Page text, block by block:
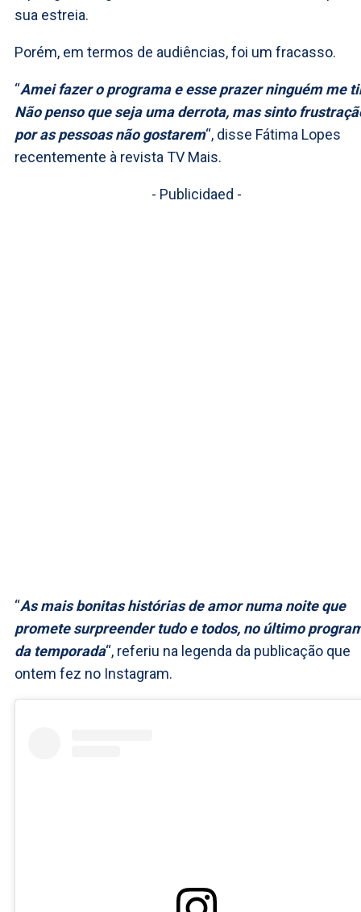
sua estreia.
Porém, em termos de audiências, foi um fracasso.
“Amei fazer o programa e esse prazer ninguém me
Não penso que seja uma derrota, mas sinto
por as pessoas não gostarem“, disse Fátima Lopes
recentemente à revista TV Mais.
- Publicidaed -
“As mais bonitas histórias de amor numa noite que
promete surpreender tudo e todos, no último
da temporada“, referiu na legenda da publicação que
ontem fez no Instagram.